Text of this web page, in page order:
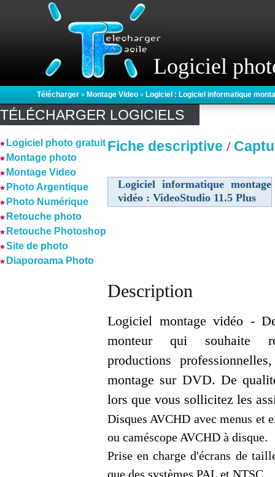
Logiciel
Télécharger » Montage Video » Logiciel : Logiciel informatique
TÉLÉCHARGER LOGICIELS
Logiciel photo gratuit
Montage photo
Montage Video
Photo Argentique
Photo Numérique
Retouche photo
Retouche Photoshop
Site de photo
Diaporoama Photo
Fiche descriptive /
Logiciel informatique montage
vidéo : VideoStudio 11.5 Plus
Description
Logiciel montage vidéo -
monteur qui souhaite
productions
montage sur DVD. De
lors que vous sollicitez les
Disques AVCHD avec menus et
ou caméscope AVCHD à disque.
Prise en charge d'écrans de
que des systèmes PAL et NTSC